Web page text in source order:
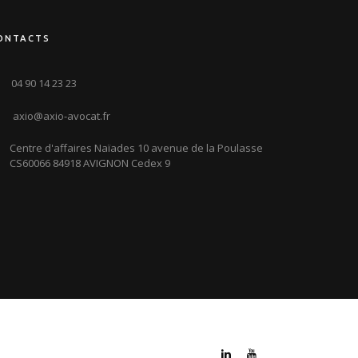
04 90 14 23 23
axio@axio-avocat.fr
Centre d'affaires Naïades 10 avenue de la Poulasse
CS60066 84918 AVIGNON Cedex 9